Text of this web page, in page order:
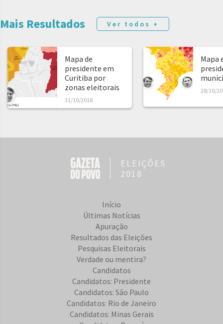
Mais Resultados Ver todos +
Mapa de
presidente em
Curitiba por
zonas eleitorais
31/10/2018
Mapa
28/10/
ELEIÇÕES
2018
Início
Últimas Notícias
Apuração
Resultados das Eleições
Pesquisas Eleitorais
Verdade ou mentira?
Candidatos
Candidatos: Presidente
Candidatos: São Paulo
Candidatos: Rio de Janeiro
Candidatos: Minas Gerais